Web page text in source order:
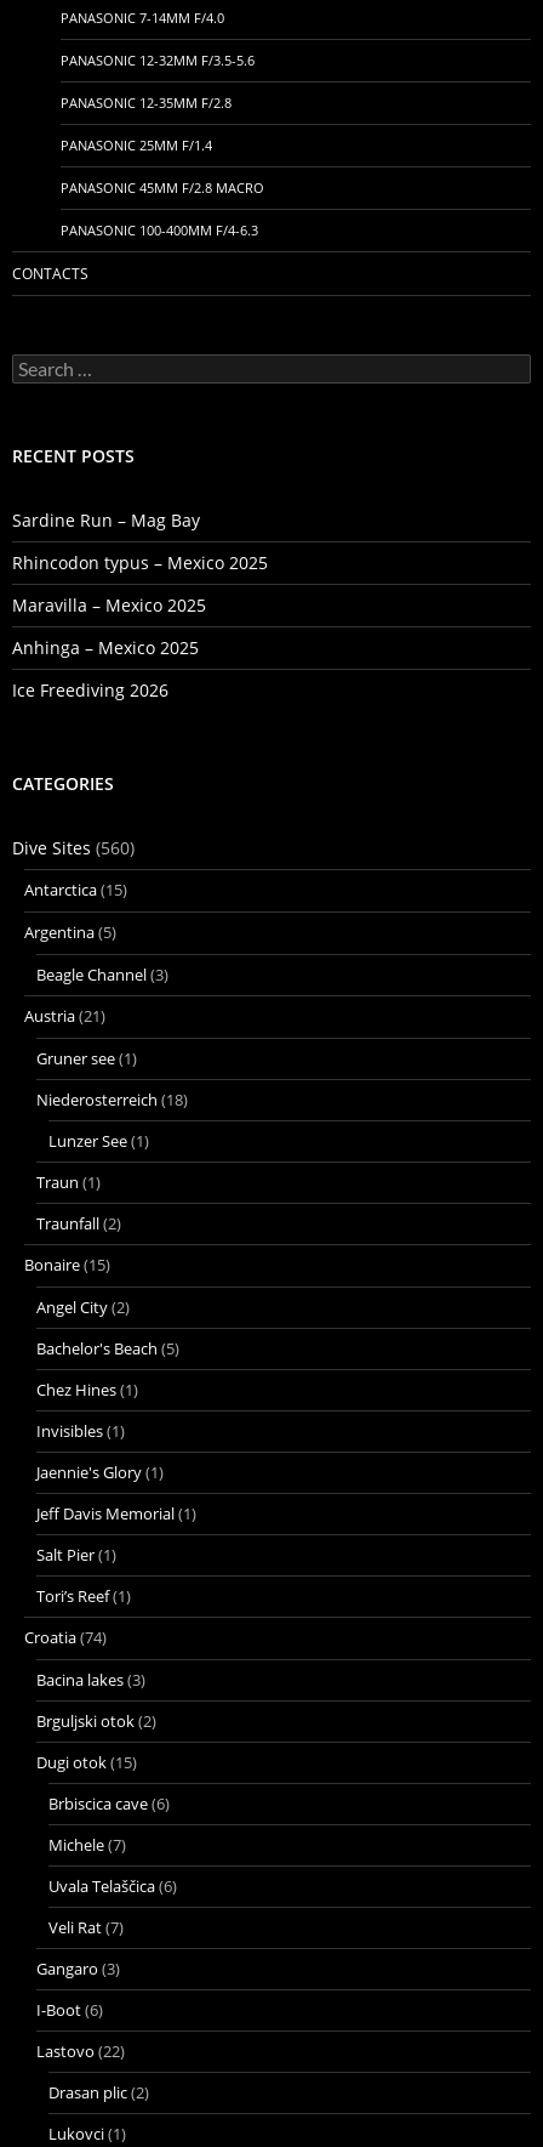
PANASONIC 7-14MM F/4.0
PANASONIC 12-32MM F/3.5-5.6
PANASONIC 12-35MM F/2.8
PANASONIC 25MM F/1.4
PANASONIC 45MM F/2.8 MACRO
PANASONIC 100-400MM F/4-6.3
CONTACTS
Search
for:
RECENT POSTS
Sardine Run – Mag Bay
Rhincodon typus – Mexico 2025
Maravilla – Mexico 2025
Anhinga – Mexico 2025
Ice Freediving 2026
CATEGORIES
Dive Sites (560)
Antarctica(15)
Argentina(5)
Beagle Channel(3)
Austria(21)
Gruner see(1)
Niederosterreich (18)
Lunzer See(1)
Traun (1)
Traunfall(2)
Bonaire(15)
Angel City(2)
Bachelor's Beach (5)
Chez Hines(1)
Invisibles(1)
Jaennie's Glory(1)
Jeff Davis Memorial(1)
Salt Pier(1)
Tori’s Reef(1)
Croatia(74)
Bacina lakes(3)
Brguljski otok(2)
Dugi otok(15)
Brbiscica cave(6)
Michele(7)
Uvala Telaščica(6)
Veli Rat(7)
Gangaro (3)
I-Boot(6)
Lastovo (22)
Drasan plic(2)
Lukovci(1)